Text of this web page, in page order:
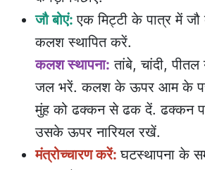
जौ बोएं:एक मिट्टी के पात्र में
कलश स्थापित करें.
कलश स्थापना: तांबे, चांदी,
जल भरें. कलश के ऊपर आम के
मुंह को ढक्कन से ढक दें. ढक्कन
उसके ऊपर नारियल रखें.
मंत्रोच्चारण करें:घटस्थापना के